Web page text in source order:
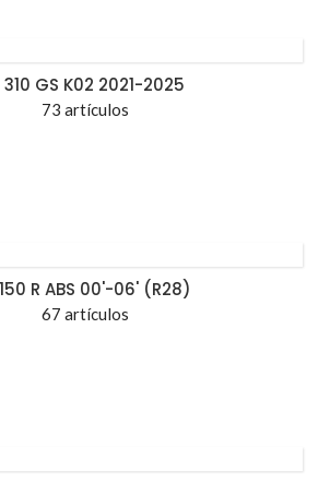
310 GS K02 2021-2025
73 artículos
R ABS 00'-06' (R28)
67 artículos